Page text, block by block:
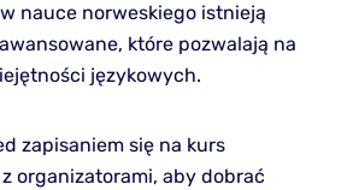
nauce norweskiego istnieją
które pozwalają na
językowych.
zapisaniem się na kurs
organizatorami, aby dobrać